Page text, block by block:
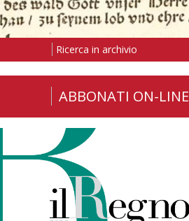
Ricerca in archivio
ABBONATI ON-LINE